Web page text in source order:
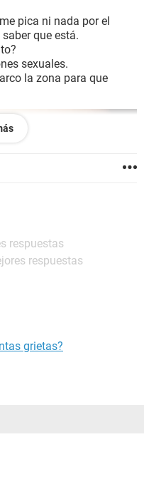
pica ni nada por el
que está.
sexuales.
la zona para que
respuestas
respuestas
grietas?